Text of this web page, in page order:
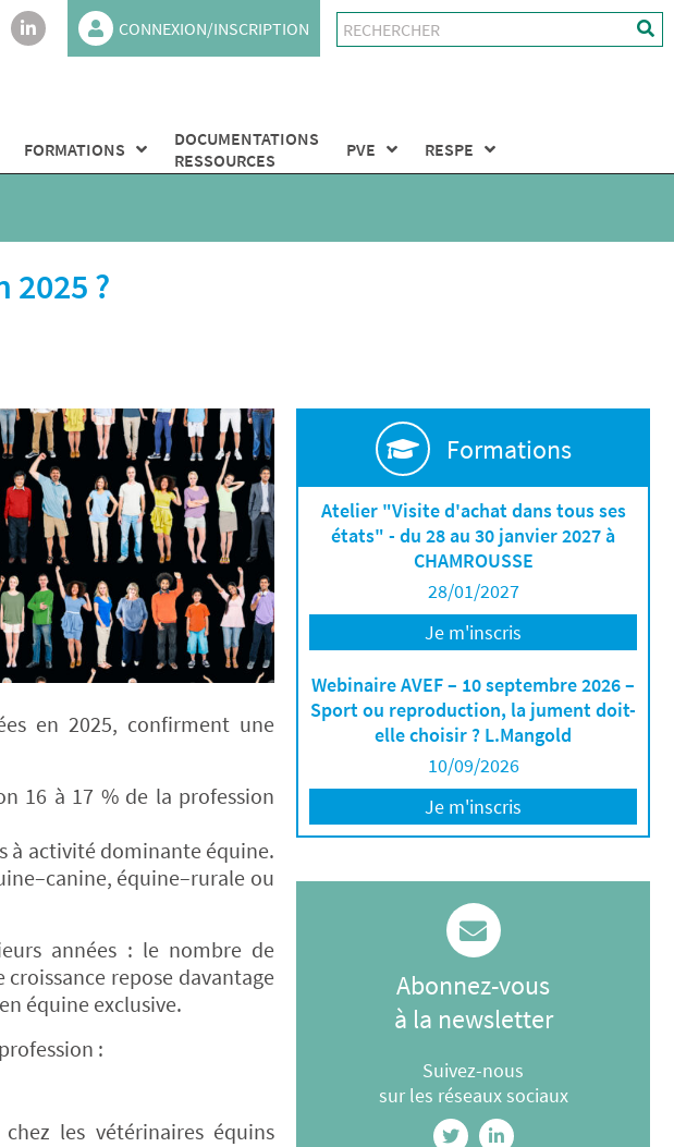
CONNEXION/INSCRIPTION
FORMATIONS
DOCUMENTATIONS
RESSOURCES
PVE RESPE
?
en 2025, confirment une
16 à 17 % de la profession
à activité dominante équine.
équine–rurale ou
années : le nombre de
repose davantage
équine exclusive.
:
les vétérinaires équins
Formations
Atelier "Visite d'achat dans tous ses
états" - du 28 au 30 janvier 2027 à
CHAMROUSSE
28/01/2027
Je m'inscris
Webinaire AVEF – 10 septembre 2026 –
Sport ou reproduction, la jument doit-
elle choisir ? L.Mangold
10/09/2026
Je m'inscris
Abonnez-vous
à la newsletter
Suivez-nous
sur les réseaux sociaux